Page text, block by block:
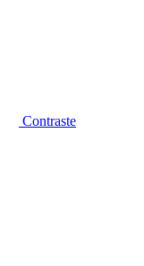
Contraste